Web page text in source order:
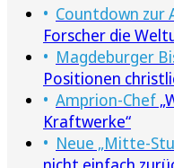
Countdown zur
Forscher die
Magdeburger
Positionen
Amprion-Chef
Kraftwerke“
Neue „Mitte-